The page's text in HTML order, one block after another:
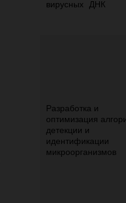
вирусных ДНК
Разработка и
оптимизация
детекции и
идентификации
микроорганизмов